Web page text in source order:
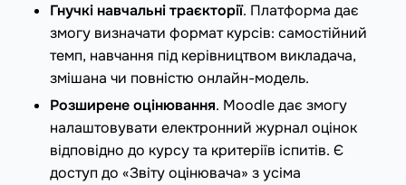
Гнучкі навчальні траєкторії. Платформа дає
змогу визначати формат курсів: самостійний
темп, навчання під керівництвом викладача,
змішана чи повністю онлайн-модель.
Розширене оцінювання. Moodle дає змогу
налаштовувати електронний журнал оцінок
відповідно до курсу та критеріїв іспитів. Є
доступ до «Звіту оцінювача» з усіма